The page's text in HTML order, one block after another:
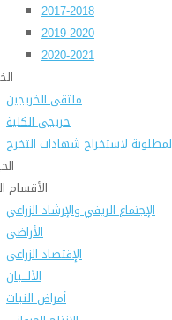
2017-2018
2019-2020
2020-2021
ملتقى الخريجين
خريجى الكلية
لاستخراج شهادات التخرج
الأقسام
الإجتماع الريفي والإرشاد الزراعي
الأراضى
الإقتصاد الزراعى
الألـــبان
أمراض النبات